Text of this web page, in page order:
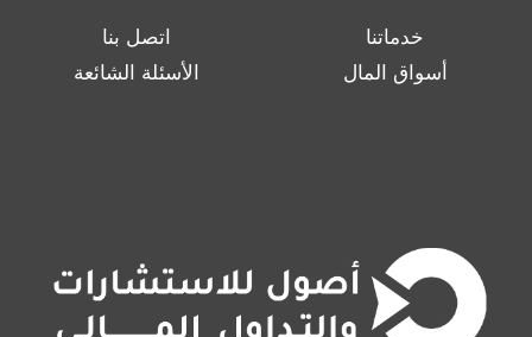
خدماتنا
اتصل بنا
أسواق المال
الأسئلة الشائعة